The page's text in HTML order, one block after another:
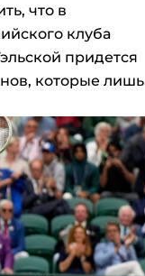
что в
клуба
придется
которые лишь